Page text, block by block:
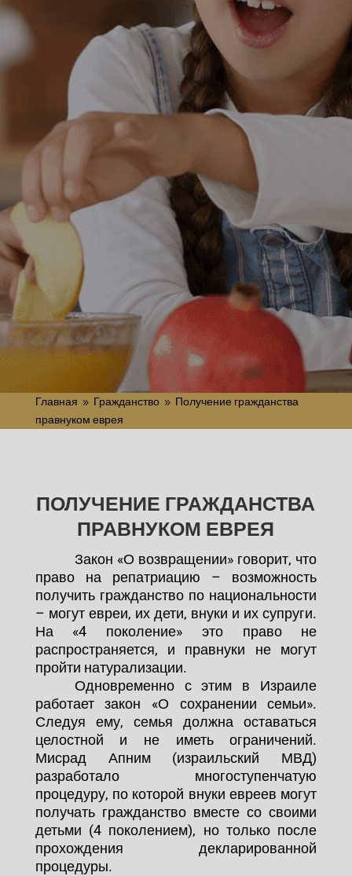
ПОЛУЧИТЬ
Главная 9 Гражданство 9 Получение гражданства
правнуком еврея
ПОЛУЧЕНИЕ ГРАЖДАНСТВА
ПРАВНУКОМ ЕВРЕЯ
Закон «О возвращении» говорит, что
право на репатриацию – возможность
получить гражданство по национальности
– могут евреи, их дети, внуки и их супруги.
На «4 поколение» это право не
распространяется, и правнуки не могут
пройти натурализации.
Одновременно с этим в Израиле
работает закон «О сохранении семьи».
Следуя ему, семья должна оставаться
целостной и не иметь ограничений.
Мисрад Апним (израильский МВД)
разработало многоступенчатую
процедуру, по которой внуки евреев могут
получать гражданство вместе со своими
детьми (4 поколением), но только после
прохождения декларированной
процедуры.